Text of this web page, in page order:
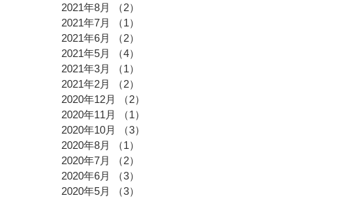
2021年8月
（2）
2021年7月
（1）
2021年6月
（2）
2021年5月
（4）
2021年3月
（1）
2021年2月
（2）
2020年12月
（2）
2020年11月
（1）
2020年10月
（3）
2020年8月
（1）
2020年7月
（2）
2020年6月
（3）
2020年5月
（3）